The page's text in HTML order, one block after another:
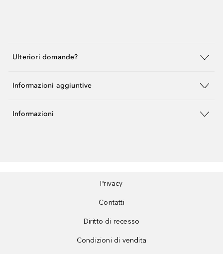
Ulteriori domande?
Informazioni aggiuntive
Informazioni
Privacy
Contatti
Diritto di recesso
Condizioni di vendita